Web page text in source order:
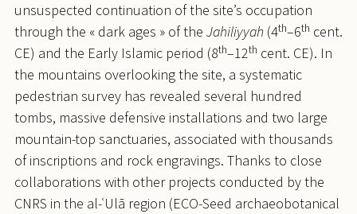
unsuspected continuation of the site’s occupation
through the « dark ages » of the Jahiliyyah (4th–6th cent.
CE) and the Early Islamic period (8th–12th cent. CE). In
the mountains overlooking the site, a systematic
pedestrian survey has revealed several hundred
tombs, massive defensive installations and two large
mountain-top sanctuaries, associated with thousands
of inscriptions and rock engravings. Thanks to close
collaborations with other projects conducted by the
CNRS in the al-ʿUlā region (ECO-Seed archaeobotanical